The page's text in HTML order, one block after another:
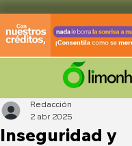
Inseguridad y
Redacción
2 abr 2025